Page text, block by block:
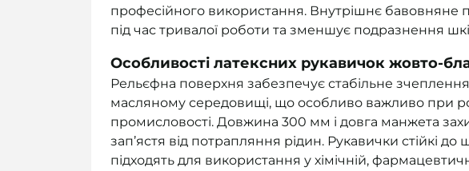
професійного використання. Внутрішнє бавовняне
під час тривалої роботи та зменшує подразнення
Особливості латексних рукавичок жовто-
Рельєфна поверхня забезпечує стабільне
масляному середовищі, що особливо важливо при
промисловості. Довжина 300 мм і довга манжета
зап’ястя від потрапляння рідин. Рукавички стійкі до
підходять для використання у хімічній,